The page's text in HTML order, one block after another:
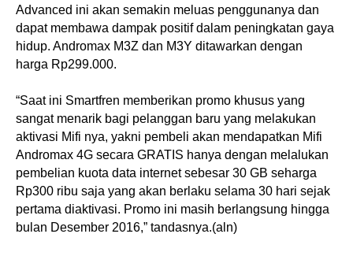
Advanced ini akan semakin meluas penggunanya dan
dapat membawa dampak positif dalam peningkatan gaya
hidup. Andromax M3Z dan M3Y ditawarkan dengan
harga Rp299.000.
“Saat ini Smartfren memberikan promo khusus yang
sangat menarik bagi pelanggan baru yang melakukan
aktivasi Mifi nya, yakni pembeli akan mendapatkan Mifi
Andromax 4G secara GRATIS hanya dengan melalukan
pembelian kuota data internet sebesar 30 GB seharga
Rp300 ribu saja yang akan berlaku selama 30 hari sejak
pertama diaktivasi. Promo ini masih berlangsung hingga
bulan Desember 2016,” tandasnya.(aln)